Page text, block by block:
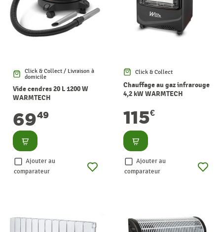
Click & Collect / Livraison à
domicile
Vide cendres 20 L 1200 W
WARMTECH
6949
Consulter
Ajouter au
comparateur
Click & Collect
Chauffage au gaz infrarouge
4,2 kW WARMTECH
115€
Consulter
Ajouter au
comparateur